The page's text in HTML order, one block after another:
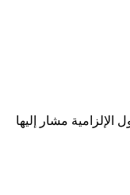
الإلزامية مشار إليها